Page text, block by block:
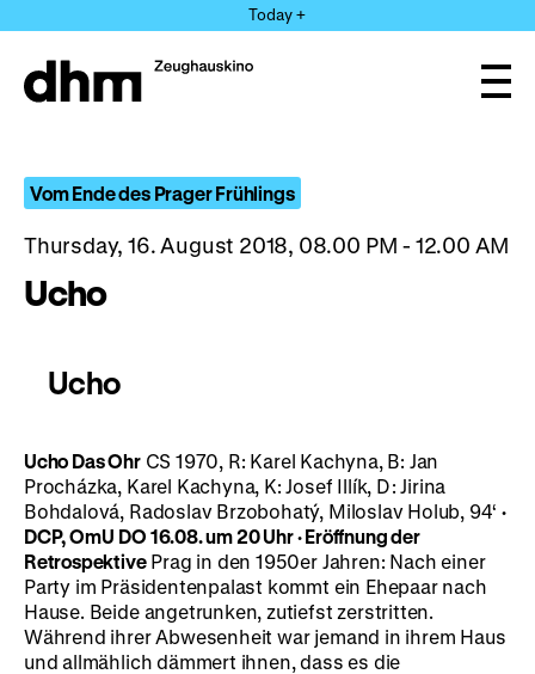
directly
the
Today +
Vom Ende des Prager Frühlings
Thursday, 16. August 2018, 08.00 PM - 12.00 AM
Ucho
Ucho
Ucho Das OhrCS 1970, R: Karel Kachyna, B: Jan
Procházka, Karel Kachyna, K: Josef Illík, D: Jirina
Bohdalová, Radoslav Brzobohatý, Miloslav Holub, 94‘·
DCP, OmU DO 16.08. um 20 Uhr· Eröffnung der
RetrospektivePrag in den 1950er Jahren: Nach einer
Party im Präsidentenpalast kommt ein Ehepaar nach
Hause. Beide angetrunken, zutiefst zerstritten.
Während ihrer Abwesenheit war jemand in ihrem Haus
und allmählich dämmert ihnen, dass es die